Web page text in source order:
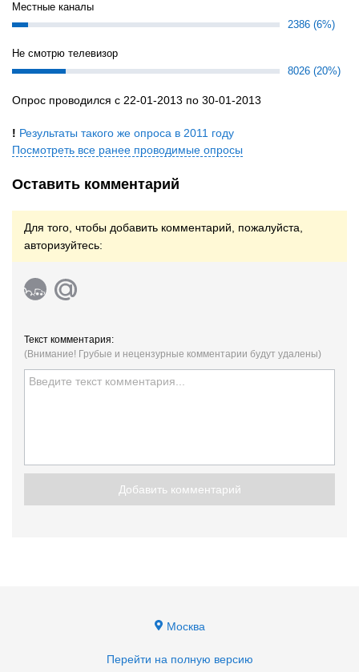
Местные каналы
2386 (6%)
Не смотрю телевизор
8026 (20%)
Опрос проводился с 22-01-2013 по 30-01-2013
! Результаты такого же опроса в 2011 году
Посмотреть все ранее проводимые опросы
Оставить комментарий
Для того, чтобы добавить комментарий, пожалуйста,
авторизуйтесь:
Текст комментария:
(Внимание! Грубые и нецензурные комментарии будут удалены)
Добавить комментарий
Москва
Перейти на полную версию